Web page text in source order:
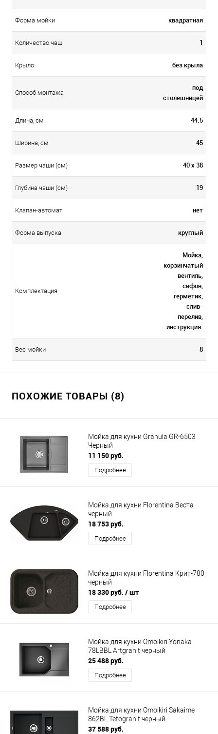
Форма мойки квадратная
Количество чаш 1
Крыло без крыла
Способ монтажа
под
столешницей
Длина, см 44.5
Ширина, см 45
Размер чаши (см) 40 х 38
Глубина чаши (см) 19
Клапан-автомат нет
Форма выпуска круглый
Комплектация
Мойка,
корзинчатый
вентиль,
сифон,
герметик,
слив-
перелив,
инструкция.
Вес мойки 8
ПОХОЖИЕ ТОВАРЫ (8)
Мойка для кухни Granula GR-6503
Черный
11 150 руб.
Подробнее
Мойка для кухни Florentina Веста
черный
18 753 руб.
Подробнее
Мойка для кухни Florentina Крит-780
черный
18 330 руб. / шт
Подробнее
Мойка для кухни Omoikiri Yonaka
78LBBL Artgranit черный
25 488 руб.
Подробнее
Мойка для кухни Omoikiri Sakaime
862BL Tetogranit черный
37 588 руб.